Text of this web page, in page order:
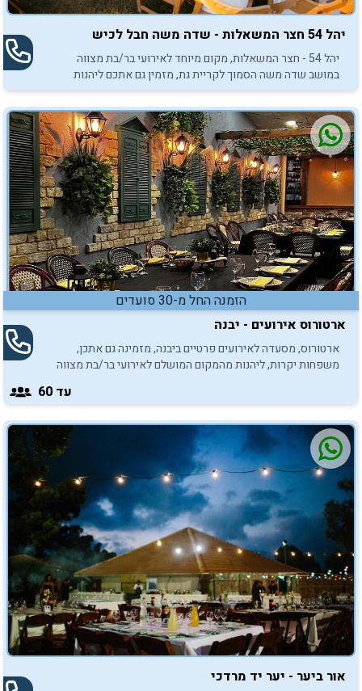
יהל 54 חצר המשאלות - שדה משה חבל לכיש
יהל 54 - חצר המשאלות, מקום מיוחד לאירועי בר/בת מצווה
במושב שדה משה הסמוך לקריית גת, מזמין גם אתכם ליהנות
מאירועי חצר תחת כיפת השמיים.
הזמנה החל מ-30 סועדים
ארטורוס אירועים - יבנה
ארטורוס, מסעדה לאירועים פרטיים ביבנה, מזמינה גם אתכן,
משפחות יקרות, ליהנות מהמקום המושלם לאירועי בר/בת מצווה
עד 60
אור ביער - יער יד מרדכי